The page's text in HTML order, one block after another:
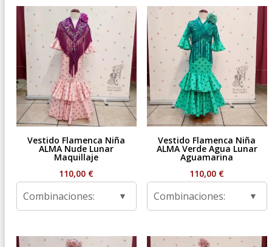
Vestido Flamenca Niña
ALMA Nude Lunar
Maquillaje
110,00 €
Combinaciones:
Vestido Flamenca Niña
ALMA Verde Agua Lunar
Aguamarina
110,00 €
Combinaciones: